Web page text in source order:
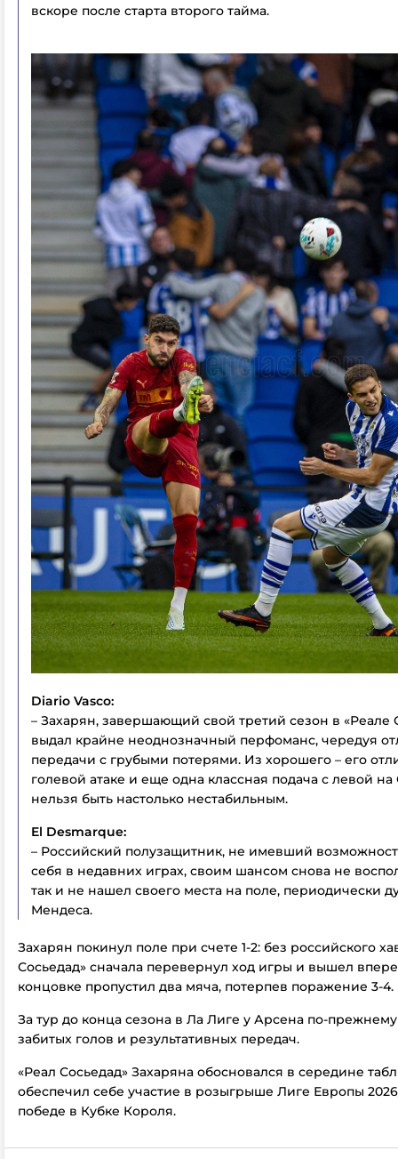
вскоре после старта второго тайма.
Diario Vasco:
– Захарян, завершающий свой третий сезон в «Реале
выдал крайне неоднозначный перфоманс, чередуя
передачи с грубыми потерями. Из хорошего – его
голевой атаке и еще одна классная подача с левой
нельзя быть настолько нестабильным.
El Desmarque:
– Российский полузащитник, не имевший
себя в недавних играх, своим шансом снова не
так и не нашел своего места на поле, периодически
Мендеса.
Захарян покинул поле при счете 1-2: без российского
Сосьедад» сначала перевернул ход игры и вышел
концовке пропустил два мяча, потерпев поражение 3-4.
За тур до конца сезона в Ла Лиге у Арсена по-
забитых голов и результативных передач.
«Реал Сосьедад» Захаряна обосновался в середине
обеспечил себе участие в розыгрыше Лиге Европы
победе в Кубке Короля.